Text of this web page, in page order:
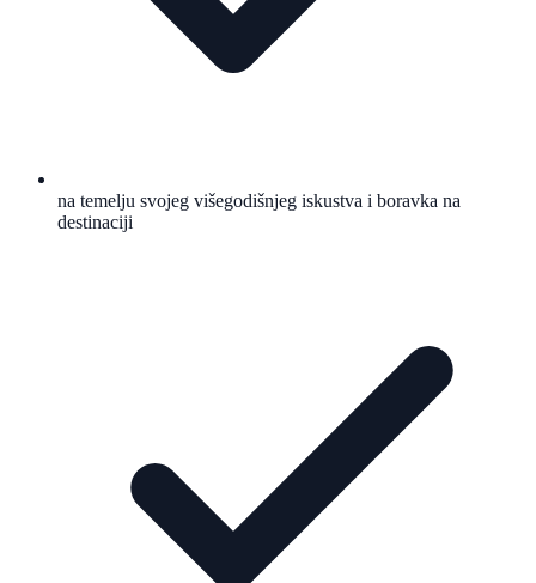
na temelju svojeg višegodišnjeg iskustva i boravka na
destinaciji